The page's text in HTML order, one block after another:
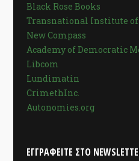
Black Rose Books
Transnational Institute of
New Compass
Academy of Democratic
Libcom
Lundimatin
CrimethInc.
Autonomies.org
ΕΓΓΡΑΦΕΊΤΕ ΣΤΟ